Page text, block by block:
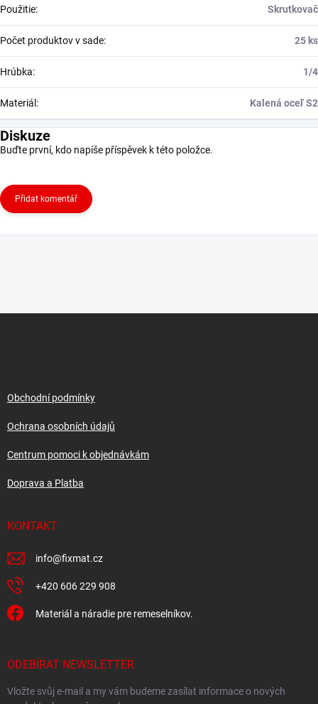
Použitie: Skrutkovač
Počet produktov v sade: 25 ks
Hrúbka: 1/4
Materiál : Kalená oceľ S2
Diskuze
Buďte první, kdo napíše příspěvek k této položce.
Přidat komentář
Obchodní podmínky
Ochrana osobních údajů
Centrum pomoci k objednávkám
Doprava a Platba
KONTAKT
info@fixmat.cz
+420 606 229 908
Materiál a náradie pre remeselníkov.
ODEBÍRAT NEWSLETTER
Vložte svůj e-mail a my vám budeme zasílat informace o nových